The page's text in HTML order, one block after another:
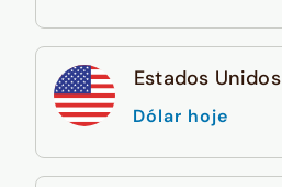
Estados Unidos
Dólar hoje